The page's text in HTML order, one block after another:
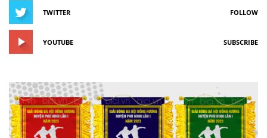
TWITTER FOLLOW
YOUTUBE SUBSCRIBE